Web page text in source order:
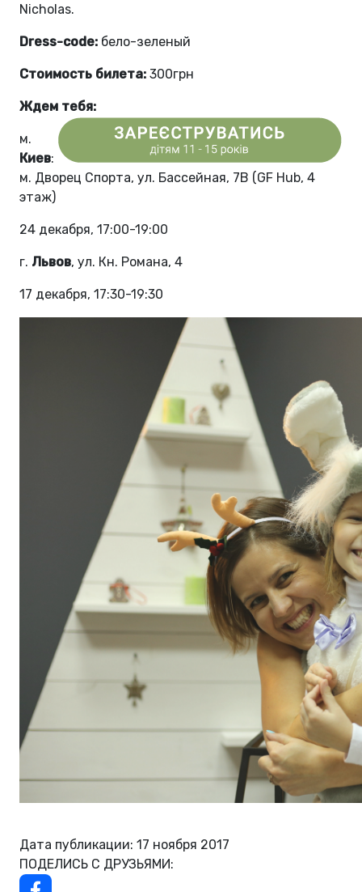
Nicholas.
Dress-code: бело-зеленый
Стоимость билета: 300грн
Ждем тебя:
м.
Киев:
м. Дворец Спорта, ул. Бассейная, 7В (GF Hub, 4
этаж)
24 декабря, 17:00-19:00
г. Львов, ул. Кн. Романа, 4
17 декабря, 17:30-19:30
Дата публикации: 17 ноября 2017
ПОДЕЛИСЬ С ДРУЗЬЯМИ: